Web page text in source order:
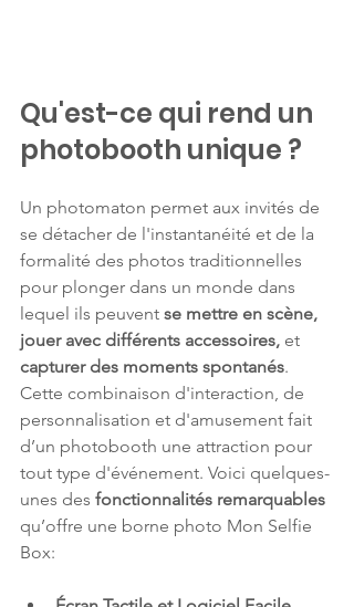
Qu'est-ce qui rend un
photobooth unique ?
Un photomaton permet aux invités de
se détacher de l'instantanéité et de la
formalité des photos traditionnelles
pour plonger dans un monde dans
lequel ils peuvent se mettre en scène,
jouer avec différents accessoires, et
capturer des moments spontanés.
Cette combinaison d'interaction, de
personnalisation et d'amusement fait
d’un photobooth une attraction pour
tout type d'événement. Voici quelques-
unes des fonctionnalités remarquables
qu’offre une borne photo Mon Selfie
Box: